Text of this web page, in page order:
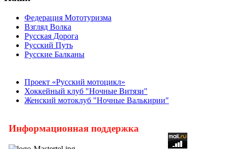
Федерация Мототуризма
Взгляд Волка
Русская Дорога
Русский Путь
Русские Балканы
Проект «Русский мотоцикл»
Хоккейный клуб "Ночные Витязи"
Женский мотоклуб "Ночные Валькирии"
Информационная поддержка